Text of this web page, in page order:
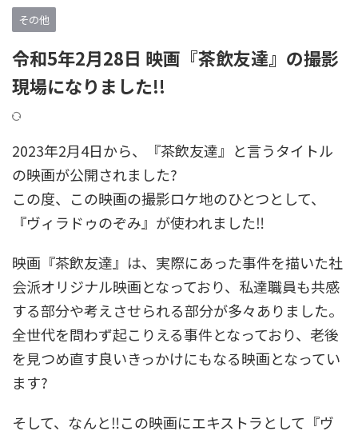
その他
令和5年2月28日 映画『茶飲友達』の撮影
現場になりました!!
2023年2月4日から、『茶飲友達』と言うタイトル
の映画が公開されました?
この度、この映画の撮影ロケ地のひとつとして、
『ヴィラドゥのぞみ』が使われました‼️
映画『茶飲友達』は、実際にあった事件を描いた社
会派オリジナル映画となっており、私達職員も共感
する部分や考えさせられる部分が多々ありました。
全世代を問わず起こりえる事件となっており、老後
を見つめ直す良いきっかけにもなる映画となってい
ます?
そして、なんと‼️この映画にエキストラとして『ヴ